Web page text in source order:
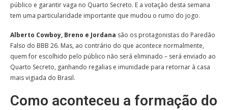
público e garantir vaga no Quarto Secreto. E a votação desta semana
tem uma particularidade importante que mudou o rumo do jogo.
Alberto Cowboy, Breno e Jordana são os protagonistas do Paredão
Falso do BBB 26. Mas, ao contrário do que acontece normalmente,
quem for escolhido pelo público não será eliminado – será enviado ao
Quarto Secreto, ganhando regalias e imunidade para retornar à casa
mais vigiada do Brasil.
Como aconteceu a formação do